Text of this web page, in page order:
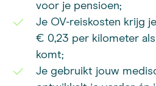
voor je pensioen;
Je OV-reiskosten krijg
€ 0,23 per kilometer
komt;
Je gebruikt jouw